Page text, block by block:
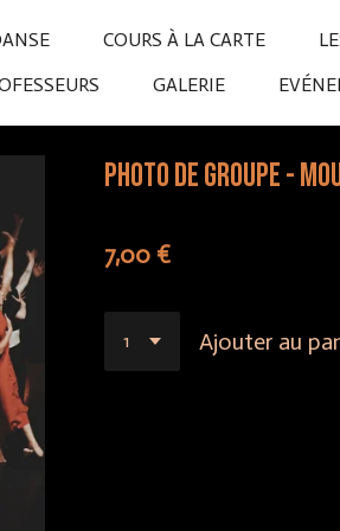
COURS À LA CARTE
GALERIE
Photo de groupe -
7,00 €
Ajouter au